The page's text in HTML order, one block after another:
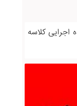
اجرایی کلاسه